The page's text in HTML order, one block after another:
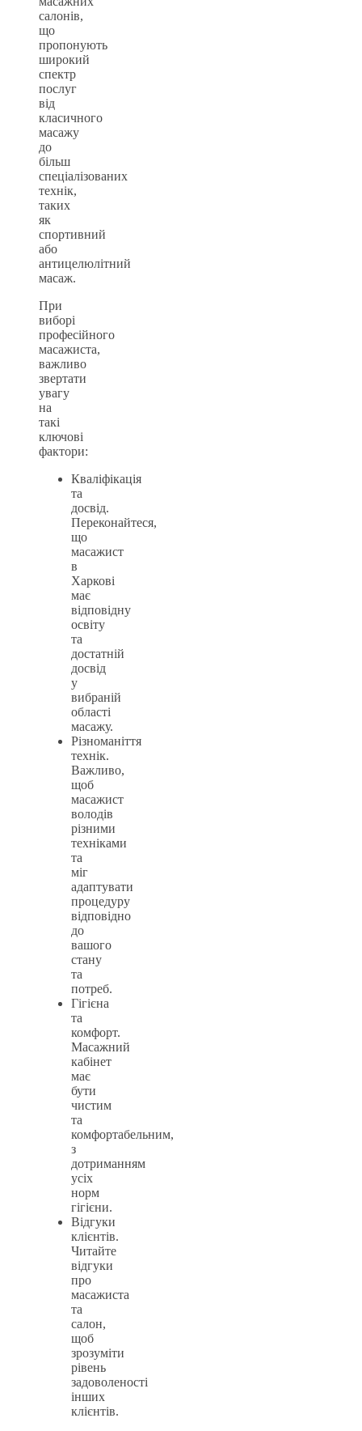
салонів,
що
пропонують
широкий
спектр
послуг
від
класичного
масажу
до
більш
спеціалізованих
технік,
таких
як
спортивний
або
антицелюлітний
масаж.
При
виборі
професійного
масажиста,
важливо
звертати
увагу
на
такі
ключові
фактори:
Кваліфікація
та
досвід.
Переконайтеся,
що
масажист
в
Харкові
має
відповідну
освіту
та
достатній
досвід
у
вибраній
області
масажу.
Різноманіття
технік.
Важливо,
щоб
масажист
володів
різними
техніками
та
міг
адаптувати
процедуру
відповідно
до
вашого
стану
та
потреб.
Гігієна
та
комфорт.
Масажний
кабінет
має
бути
чистим
та
комфортабельним,
з
дотриманням
усіх
норм
гігієни.
Відгуки
клієнтів.
Читайте
відгуки
про
масажиста
та
салон,
щоб
зрозуміти
рівень
задоволеності
інших
клієнтів.